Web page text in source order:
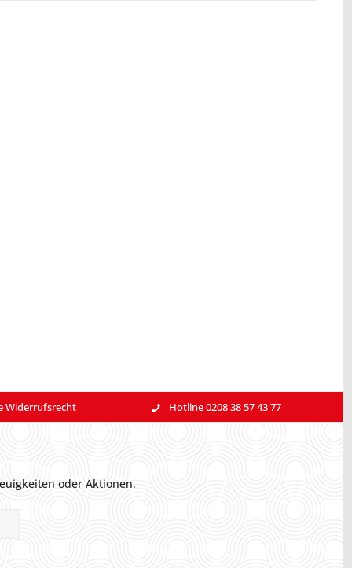
Widerrufsrecht Hotline 0208 38 57 43 77
oder Aktionen.